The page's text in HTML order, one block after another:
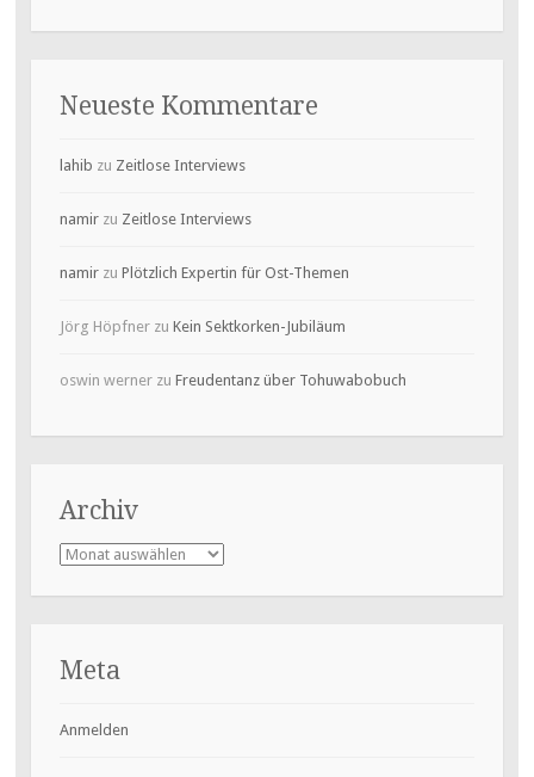
Neueste Kommentare
lahib zu Zeitlose Interviews
namirzu Zeitlose Interviews
namirzu Plötzlich Expertin für Ost-Themen
Jörg Höpfnerzu Kein Sektkorken-Jubiläum
oswin wernerzu Freudentanz über Tohuwabobuch
Archiv
Archiv
Meta
Anmelden